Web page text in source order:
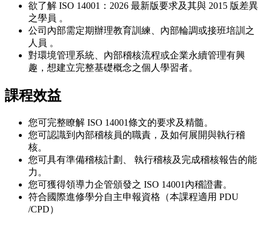
欲了解 ISO 14001：2026 最新版要求及其與 2015 版差異
之學員 。
公司內部需定期辦理教育訓練、內部輪調或接班培訓之
人員 。
對環境管理系統、內部稽核流程或企業永續管理有興
趣，想建立完整基礎概念之個人學習者。
課程效益
您可完整瞭解 ISO 14001條文的要求及精髓。
您可認識到內部稽核員的職責，及如何展開與執行稽
核。
您可具有準備稽核計劃、 執行稽核及完成稽核報告的能
力。
您可獲得領導力企管頒發之 ISO 14001內稽證書。
符合國際進修學分自主申報資格（本課程適用 PDU
/CPD）